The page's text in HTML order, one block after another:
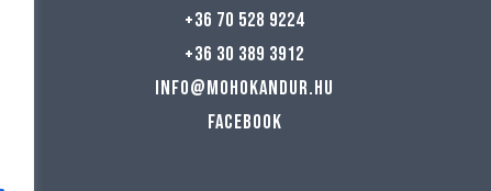
+36 70 528 9224
+36 30 389 3912
info@mohokandur.hu
Facebook